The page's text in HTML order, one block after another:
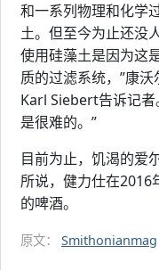
和一系列物理和化学
土。但至今为止还没
使用硅藻土是因为这
质的过滤系统，”康
Karl Siebert告诉记者
是很难的。”
目前为止，饥渴的爱
所说，健力仕在2016
的啤酒。
原文： Smithonianmag